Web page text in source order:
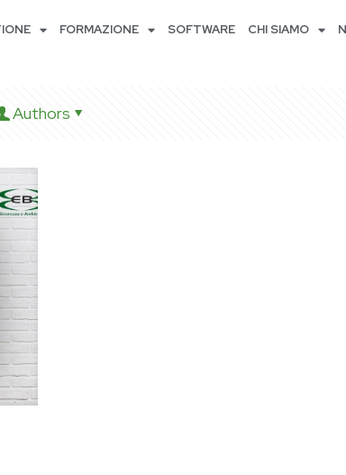
FORMAZIONE SOFTWARE CHI SIAMO
Authors